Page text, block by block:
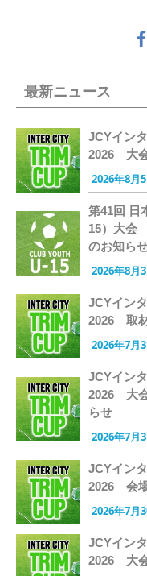
最新ニュース
JCYイン
2026 大
2026年8月
第41回 日
15）大会
のお知ら
2026年8月
JCYイン
2026 取
2026年7月
JCYイン
2026 大
らせ
2026年7月
JCYイン
2026 会
2026年7月
JCYイン
2026 大